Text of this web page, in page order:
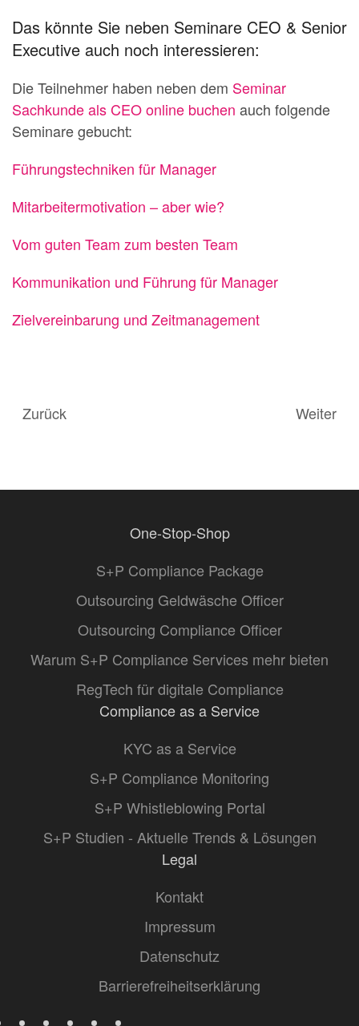
Das könnte Sie neben Seminare CEO & Senior
Executive auch noch interessieren:
Die Teilnehmer haben neben dem Seminar
Sachkunde als CEO online buchen auch folgende
Seminare gebucht:
Führungstechniken für Manager
Mitarbeitermotivation – aber wie?
Vom guten Team zum besten Team
Kommunikation und Führung für Manager
Zielvereinbarung und Zeitmanagement
Zurück Weiter
One-Stop-Shop
S+P Compliance Package
Outsourcing Geldwäsche Officer
Outsourcing Compliance Officer
Warum S+P Compliance Services mehr bieten
RegTech für digitale Compliance
Compliance as a Service
KYC as a Service
S+P Compliance Monitoring
S+P Whistleblowing Portal
S+P Studien - Aktuelle Trends & Lösungen
Legal
Kontakt
Impressum
Datenschutz
Barrierefreiheitserklärung